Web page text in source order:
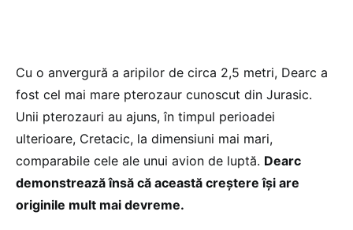
Cu o anvergură a aripilor de circa 2,5 metri, Dearc a
fost cel mai mare pterozaur cunoscut din Jurasic.
Unii pterozauri au ajuns, în timpul perioadei
ulterioare, Cretacic, la dimensiuni mai mari,
comparabile cele ale unui avion de luptă. Dearc
demonstrează însă că această creştere îşi are
originile mult mai devreme.